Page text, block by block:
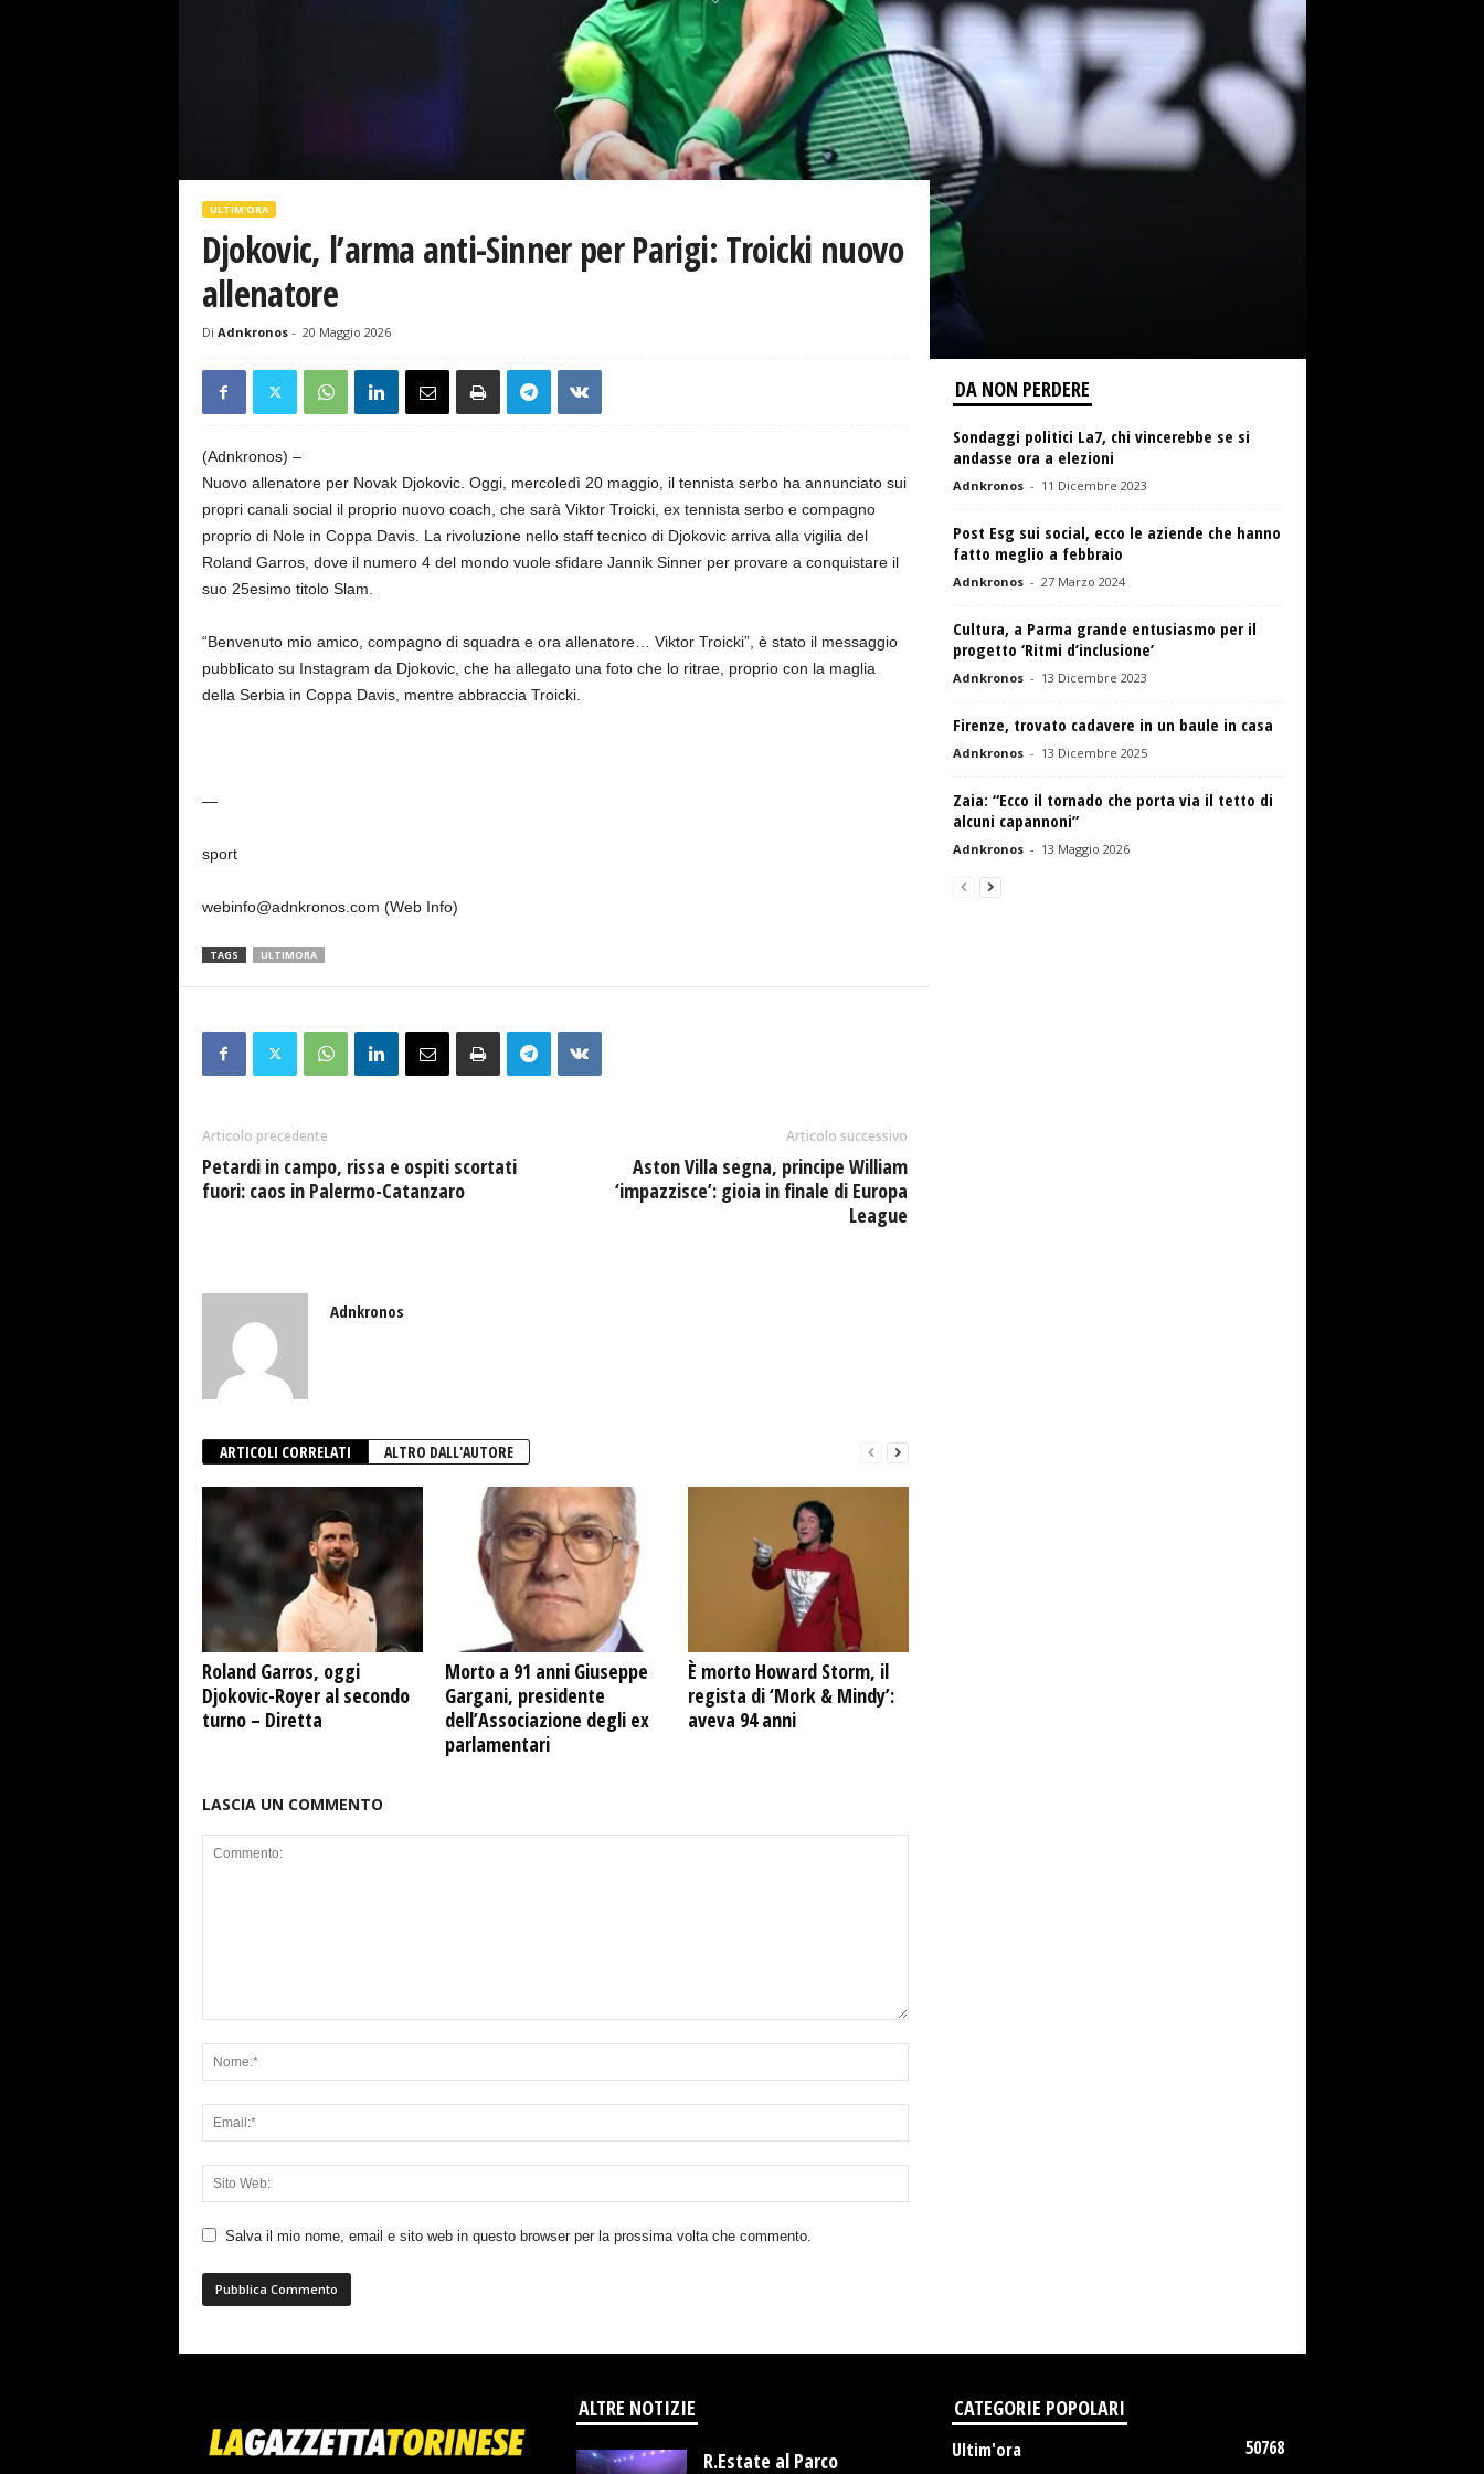
ULTIM'ORA
Djokovic, l’arma anti-Sinner per Parigi: Troicki nuovo
allenatore
Di Adnkronos- 20 Maggio 2026
(Adnkronos) –
Nuovo allenatore per Novak Djokovic. Oggi, mercoledì 20 maggio, il tennista serbo ha annunciato sui
propri canali social il proprio nuovo coach, che sarà Viktor Troicki, ex tennista serbo e compagno
proprio di Nole in Coppa Davis. La rivoluzione nello staff tecnico di Djokovic arriva alla vigilia del
Roland Garros, dove il numero 4 del mondo vuole sfidare Jannik Sinner per provare a conquistare il
suo 25esimo titolo Slam.
“Benvenuto mio amico, compagno di squadra e ora allenatore… Viktor Troicki”, è stato il messaggio
pubblicato su Instagram da Djokovic, che ha allegato una foto che lo ritrae, proprio con la maglia
della Serbia in Coppa Davis, mentre abbraccia Troicki.
—
sport
webinfo@adnkronos.com (Web Info)
TAGS ULTIMORA
Articolo precedente
Petardi in campo, rissa e ospiti scortati
fuori: caos in Palermo-Catanzaro
Articolo successivo
Aston Villa segna, principe William
‘impazzisce’: gioia in finale di Europa
League
Adnkronos
ARTICOLI CORRELATI ALTRO DALL'AUTORE
Roland Garros, oggi
Djokovic-Royer al secondo
turno – Diretta
Morto a 91 anni Giuseppe
Gargani, presidente
dell’Associazione degli ex
parlamentari
È morto Howard Storm, il
regista di ‘Mork & Mindy’:
aveva 94 anni
LASCIA UN COMMENTO
Salva il mio nome, email e sito web in questo browser per la prossima volta che commento.
DA NON PERDERE
Sondaggi politici La7, chi vincerebbe se si
andasse ora a elezioni
Adnkronos - 11 Dicembre 2023
Post Esg sui social, ecco le aziende che hanno
fatto meglio a febbraio
Adnkronos - 27 Marzo 2024
Cultura, a Parma grande entusiasmo per il
progetto ‘Ritmi d’inclusione’
Adnkronos - 13 Dicembre 2023
Firenze, trovato cadavere in un baule in casa
Adnkronos - 13 Dicembre 2025
Zaia: “Ecco il tornado che porta via il tetto di
alcuni capannoni”
Adnkronos - 13 Maggio 2026
ALTRE NOTIZIE
R.Estate al Parco
CATEGORIE POPOLARI
Ultim'ora
50768